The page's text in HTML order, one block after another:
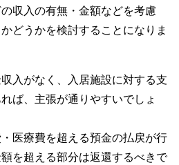
収入の有無・金額などを考慮
どうかを検討することになりま
入がなく、入居施設に対する支
ば、主張が通りやすいでしょ
医療費を超える預金の払戻が行
を超える部分は返還するべきで